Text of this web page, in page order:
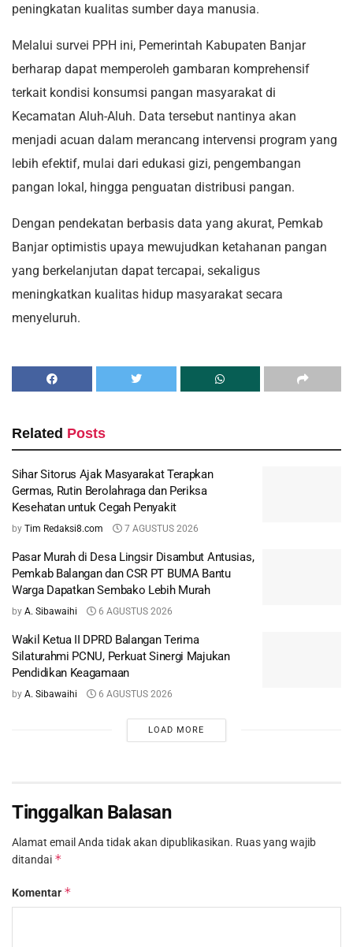
peningkatan kualitas sumber daya manusia.
Melalui survei PPH ini, Pemerintah Kabupaten Banjar
berharap dapat memperoleh gambaran komprehensif
terkait kondisi konsumsi pangan masyarakat di
Kecamatan Aluh-Aluh. Data tersebut nantinya akan
menjadi acuan dalam merancang intervensi program yang
lebih efektif, mulai dari edukasi gizi, pengembangan
pangan lokal, hingga penguatan distribusi pangan.
Dengan pendekatan berbasis data yang akurat, Pemkab
Banjar optimistis upaya mewujudkan ketahanan pangan
yang berkelanjutan dapat tercapai, sekaligus
meningkatkan kualitas hidup masyarakat secara
menyeluruh.
Related Posts
Sihar Sitorus Ajak Masyarakat Terapkan
Germas, Rutin Berolahraga dan Periksa
Kesehatan untuk Cegah Penyakit
by Tim Redaksi8.com 7 AGUSTUS 2026
Pasar Murah di Desa Lingsir Disambut Antusias,
Pemkab Balangan dan CSR PT BUMA Bantu
Warga Dapatkan Sembako Lebih Murah
by A. Sibawaihi 6 AGUSTUS 2026
Wakil Ketua II DPRD Balangan Terima
Silaturahmi PCNU, Perkuat Sinergi Majukan
Pendidikan Keagamaan
by A. Sibawaihi 6 AGUSTUS 2026
LOAD MORE
Tinggalkan Balasan
Alamat email Anda tidak akan dipublikasikan. Ruas yang wajib
ditandai *
Komentar *